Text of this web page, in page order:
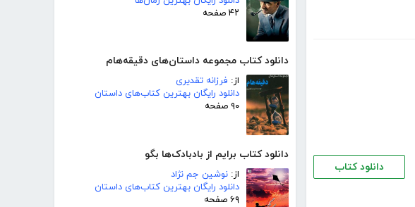
۴۲ صفحه
دانلود کتاب مجموعه داستان‌های دقیقه‌هام
از: فرزانه تقدیری
دانلود رایگان بهترین کتاب‌های داستان
۹۰ صفحه
دانلود کتاب برایم از بادبادک‌ها بگو
از: نوشین جم نژاد
دانلود رایگان بهترین کتاب‌های داستان
۶۹ صفحه
دانلود کتاب